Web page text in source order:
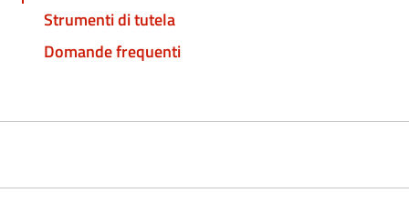
Strumenti di tutela
Domande frequenti